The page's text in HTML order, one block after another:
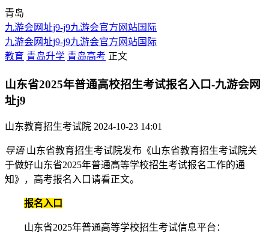
青岛
九游会网址j9-j9九游会官方网站国际
九游会网址j9-j9九游会官方网站国际
教育 青岛升学 青岛高考 正文
山东省2025年普通高校招生考试报名入口-九游会网
址j9
山东教育招生考试院 2024-10-23 14:01
导语山东省教育招生考试院发布《山东省教育招生考试院关
于做好山东省2025年普通高等学校招生考试报名工作的通
知》，高考报名入口请看正文。
报名入口
山东省2025年普通高等学校招生考试信息平台：